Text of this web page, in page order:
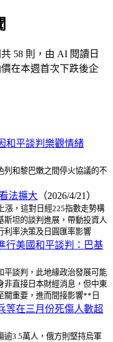
58 則，由 AI 閱讀日
在本週首次下跌後企
和平談判樂觀情緒
列和黎巴嫩之間停火協議的不
法擴大 （2026/4/21）
漲，這對日經225指數走勢構
斯坦的談判進展，帶動投資人
利率決策及日圓匯率影響
行美國和平談判：巴基
平談判，此地緣政治發展可能
非直接日本財經消息，但中東
關重要，進而間接影響**日
等在三月份死傷人數超
逾3.5萬人，俄方則堅持烏軍